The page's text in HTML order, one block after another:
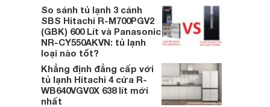
So sánh tủ lạnh 3 cánh
SBS Hitachi R-M700PGV2
(GBK) 600 Lít và Panasonic
NR-CY550AKVN: tủ lạnh
loại nào tốt?
Khẳng định đẳng cấp với
tủ lạnh Hitachi 4 cửa R-
WB640VGV0X 638 lít mới
nhất